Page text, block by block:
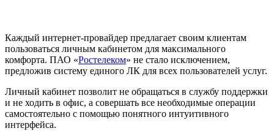
Каждый интернет-провайдер предлагает своим клиентам
пользоваться личным кабинетом для максимального
комфорта. ПАО «Ростелеком» не стало исключением,
предложив систему единого ЛК для всех пользователей услуг.
Личный кабинет позволит не обращаться в службу поддержки
и не ходить в офис, а совершать все необходимые операции
самостоятельно с помощью понятного интуитивного
интерфейса.